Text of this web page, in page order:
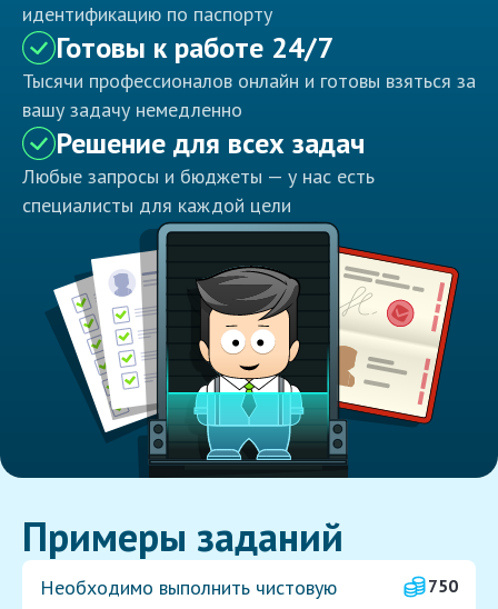
идентификацию по паспорту
Готовы к работе 24/7
Тысячи профессионалов онлайн и готовы взяться за
вашу задачу немедленно
Решение для всех задач
Любые запросы и бюджеты — у нас есть
специалисты для каждой цели
Примеры заданий
Необходимо выполнить чистовую
750